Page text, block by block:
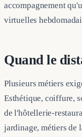
accompagnement
virtuelles
Quand le
Plusieurs métiers
Esthétique, coiffure,
de l'hôtellerie-
jardinage, métiers de